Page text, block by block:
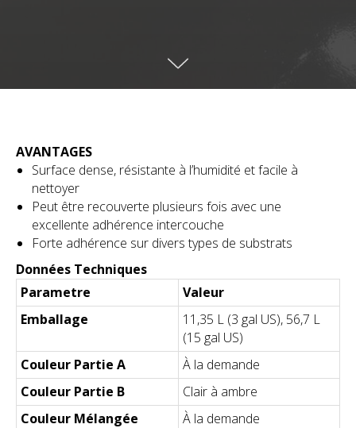
AVANTAGES
Surface dense, résistante à l’humidité et facile à
nettoyer
Peut être recouverte plusieurs fois avec une
excellente adhérence intercouche
Forte adhérence sur divers types de substrats
Données Techniques
Parametre
Valeur
Emballage
11,35 L (3 gal US), 56,7 L
(15 gal US)
Couleur Partie A
À la demande
Couleur Partie B
Clair à ambre
Couleur Mélangée
À la demande